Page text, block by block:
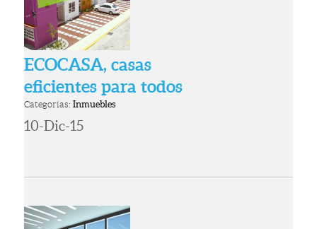
ECOCASA, casas
eficientes para todos
Categorías:Inmuebles
10-Dic-15